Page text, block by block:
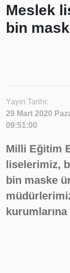
Meslek
bin
Yayın Tarihi:
29 Mart 2020
09:51:00
Milli Eğitim
liselerimiz,
bin maske